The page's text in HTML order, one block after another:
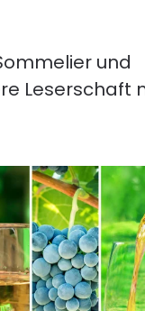
und
Leserschaft